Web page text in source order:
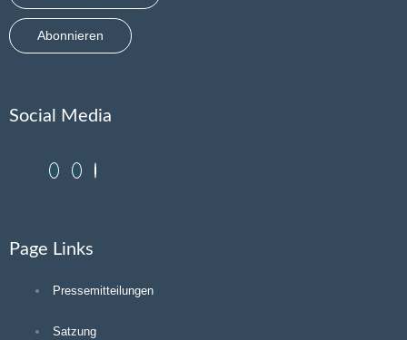
Abonnieren
Social Media
Page Links
Pressemitteilungen
Satzung